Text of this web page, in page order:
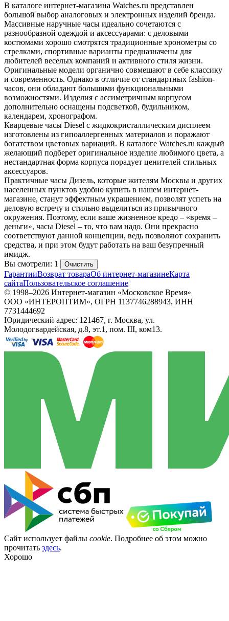
В каталоге интернет-магазина Watches.ru представлен
большой выбор аналоговых и электронных изделий бренда.
Массивные наручные часы идеально сочетаются с
разнообразной одеждой и аксессуарами: с деловыми
костюмами хорошо смотрятся традиционные хронометры со
стрелками, спортивные варианты предназначены для
любителей веселых компаний и активного стиля жизни.
Оригинальные модели органично совмещают в себе классику
и современность. Однако в отличие от стандартных fashion-
часов, они обладают большими функциональными
возможностями. Изделия с ассиметричным корпусом
дополнительно оснащены подсветкой, будильником,
календарем, хронографом.
Кварцевые часы Diesel с жидкокристаллическим дисплеем
изготовлены из гипоаллергенных материалов и поражают
богатством цветовых вариаций. В каталоге Watches.ru каждый
желающий подберет оригинальное изделие любимого цвета, а
нестандартная форма корпуса порадует ценителей стильных
аксессуаров.
Практичные часы Дизель, которые жителям Москвы и других
населенных пунктов удобно купить в нашем интернет-
магазине, станут эффектным украшением, позволят успеть на
деловую встречу и стильно выделиться из привычного
окружения. Поэтому, если ваше жизненное кредо – «время –
деньги», часы Diesel – то, что вам надо. Они прекрасно
соответствуют данной концепции, ведь позволяют сохранить
средства, и при этом будут работать на ваш безупречный
имидж.
Вы смотрели: 1
Очистить
ГарантииВозврат товараОб интернет-магазинеКарта
сайтаПользовательское соглашение
© 1998–2026 Интернет-магазин «Московское Время»
ООО «ИНТЕРОПТИМ», ОГРН 1137746288943, ИНН
7731444692
Юридический адрес: 121467, г. Москва, ул.
Молодогвардейская, д.8, эт.1, пом. III, ком13.
Сайт использует файлы cookie. Подробнее об этом можно
прочитать здесь.
Хорошо